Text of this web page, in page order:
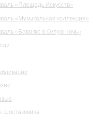
«Площадь Искусств»
«Музыкальная коллекция»
«Барокко в белую ночь»
Шостаковича